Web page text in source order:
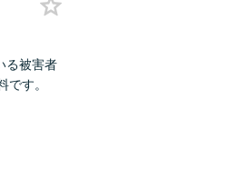
る被害者
す。